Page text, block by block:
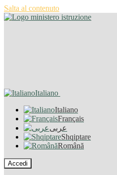
Salta al contenuto
Italiano
Italiano
Français
عربى
Shqiptare
Română
Accedi